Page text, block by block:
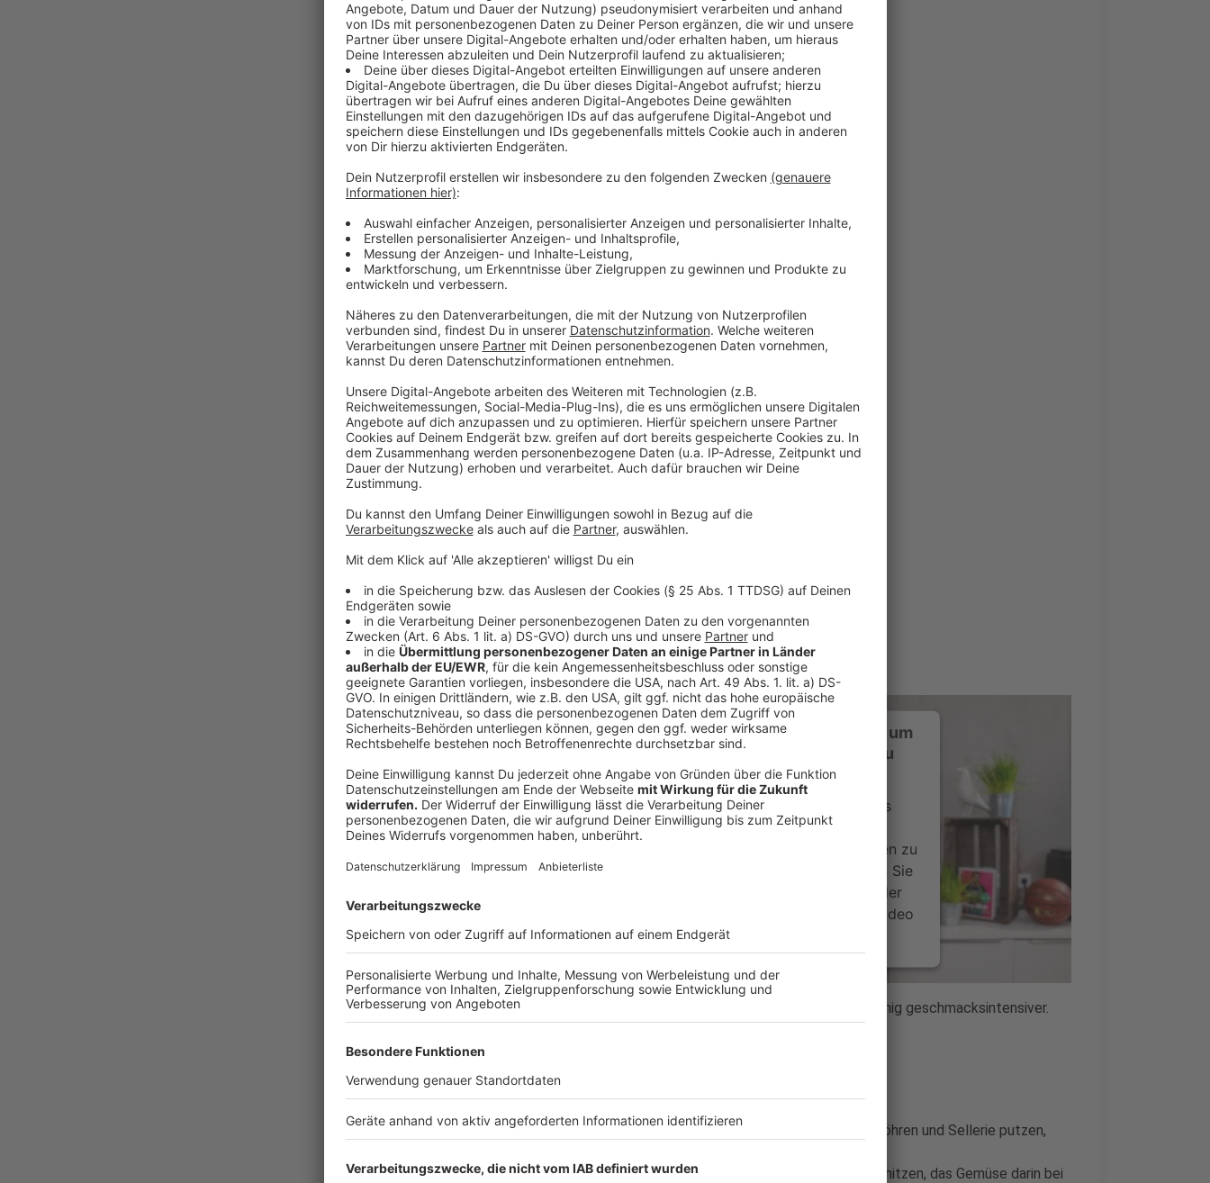
8 EsslöffelOlivenöl
10ml Wasser
Salz
Zutaten für die Bolognese:
1 Zwiebel groß
1 Knoblauchzehe
2 Karotten
2 Stangen Staudensellerie
300 g Rinderhack
200 g Schweinehack
Zucker
1 Lorbeerblatt
5 Stiele Thymian
Halber TL Paprikapulver edelsüß
Pfeffer (frisch gemahlen)
1 Stück Speckschwarten (klein)
1 Dose geschälte Tomaten (850 g)
100ml Rotwein (oder Weißwein)
250ml Rinderbrühe (oder -fond)
Meersalz
Anzeige
Und so bereitet ihr das Essen zu:
Anzeige
Wir benötigen Ihre Zustimmung, um
den YouTube Video-Service zu
laden!
Wir verwenden einen Service eines
Drittanbieters, um Videoinhalte
einzubetten. Dieser Service kann Daten zu
Ihren Aktivitäten sammeln. Bitte lesen Sie
die Details durch und stimmen Sie der
Nutzung des Service zu, um dieses Video
Mehr Informationen
Beim vergangenen Mal gabs "Aglio e Oglio", nun wirds noch ein wenig geschmacksintensiver.
Die Zwiebel und den Knoblauch abziehen und fein würfeln. Möhren und Sellerie putzen,
1 EL Butterschmalz in einer großen beschichteten Pfanne erhitzen, das Gemüse darin bei